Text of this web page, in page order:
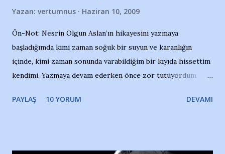
Yazan: vertumnus Haziran 10, 2009
Ön-Not: Nesrin Olgun Aslan’ın hikayesini yazmaya
başladığımda kimi zaman soğuk bir suyun ve karanlığın
içinde, kimi zaman sonunda varabildiğim bir kıyıda hissettim
kendimi. Yazmaya devam ederken önce zor tutuyordum
Yazımı, ağlayarak bitirebildim ancak…Kendisinin web
PAYLAŞ 10 YORUM DEVAMI